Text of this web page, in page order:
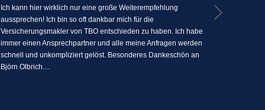
Ich kann hier wirklich nur eine große Weiterempfehlung
aussprechen! Ich bin so oft dankbar mich für die
Versicherungsmakler von TBO entschieden zu haben. Ich habe
immer einen Ansprechpartner und alle meine Anfragen werden
schnell und unkompliziert gelöst. Besonderes Dankeschön an
Björn Olbrich....